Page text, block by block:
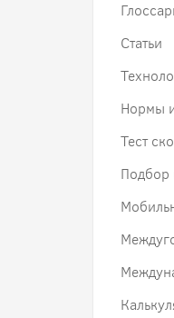
Статьи
Нормы
Тест
Подбор